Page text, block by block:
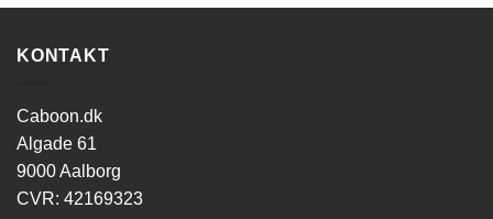
KONTAKT
Caboon.dk
Algade 61
9000 Aalborg
CVR: 42169323